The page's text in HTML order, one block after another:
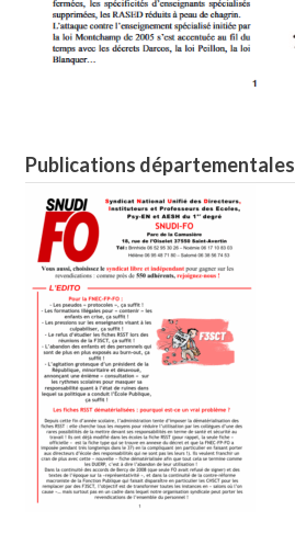
Publications départementales